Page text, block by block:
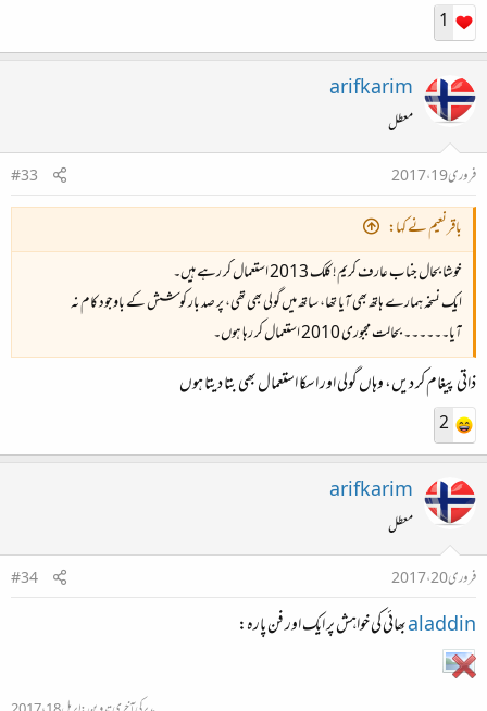
1
arifkarim
معطل
فروری 19، 2017
#33
باقرنعیم نے کہا:
خوشا بحال جناب عارف کریم! کلک 2013 استعمال کر رہے ہیں۔
ایک نسخہ ہمارے ہاتھ بھی آیا تھا، ساتھ میں گولی بھی تھی، پر صد بار کوشش کے باوجود کام نہ
آیا۔۔۔۔۔۔ بحالت مجبوری 2010 استعمال کر رہا ہوں۔
ذاتی پیغام کر دیں، وہاں گولی اور اسکا استعمال بھی بتا دیتا ہوں
2
arifkarim
معطل
فروری 20، 2017
#34
aladdinبھائی کی خواہش پر ایک اور فن پارہ: